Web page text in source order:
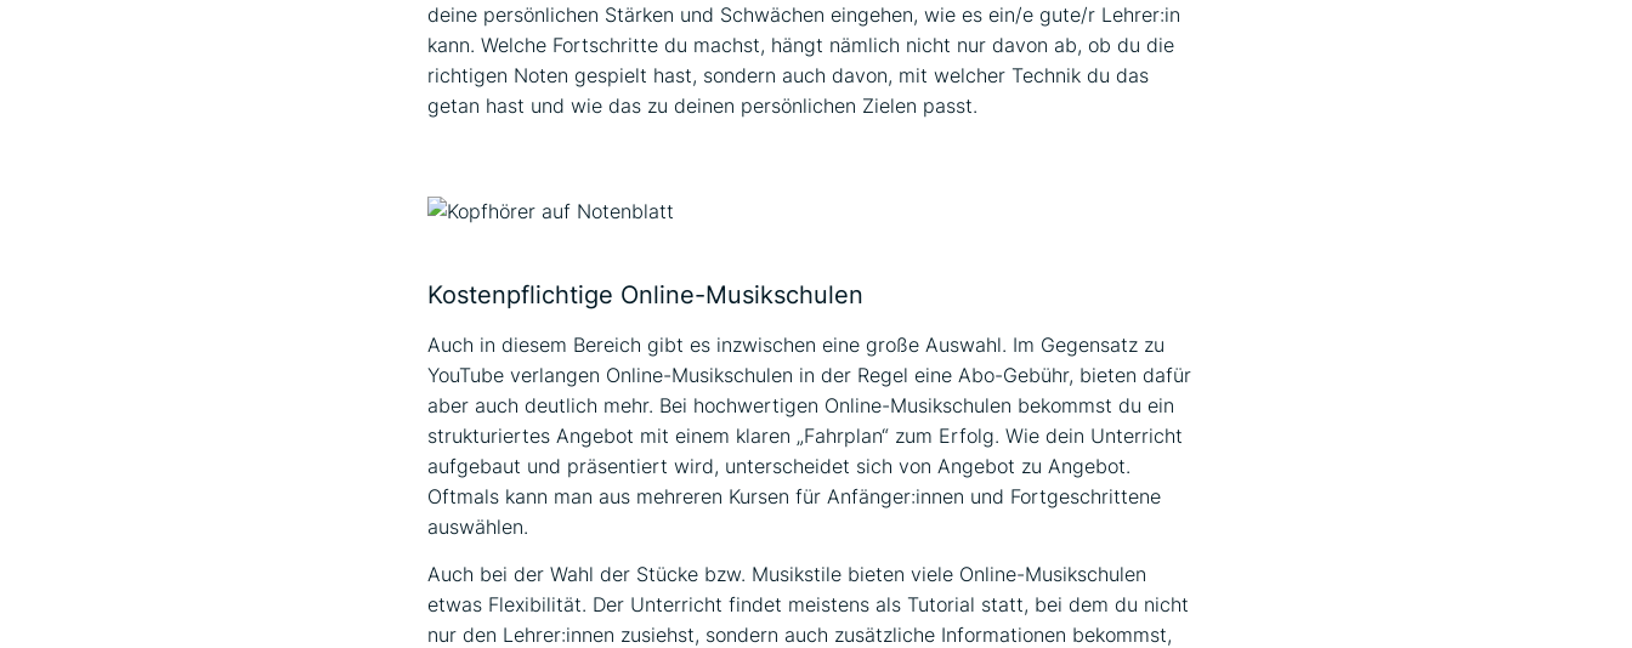
deine persönlichen Stärken und Schwächen eingehen, wie es ein/e gute/r Lehrer:in
kann. Welche Fortschritte du machst, hängt nämlich nicht nur davon ab, ob du die
richtigen Noten gespielt hast, sondern auch davon, mit welcher Technik du das
getan hast und wie das zu deinen persönlichen Zielen passt.
Kostenpflichtige Online-Musikschulen
Auch in diesem Bereich gibt es inzwischen eine große Auswahl. Im Gegensatz zu
YouTube verlangen Online-Musikschulen in der Regel eine Abo-Gebühr, bieten dafür
aber auch deutlich mehr. Bei hochwertigen Online-Musikschulen bekommst du ein
strukturiertes Angebot mit einem klaren „Fahrplan“ zum Erfolg. Wie dein Unterricht
aufgebaut und präsentiert wird, unterscheidet sich von Angebot zu Angebot.
Oftmals kann man aus mehreren Kursen für Anfänger:innen und Fortgeschrittene
auswählen.
Auch bei der Wahl der Stücke bzw. Musikstile bieten viele Online-Musikschulen
etwas Flexibilität. Der Unterricht findet meistens als Tutorial statt, bei dem du nicht
nur den Lehrer:innen zusiehst, sondern auch zusätzliche Informationen bekommst,